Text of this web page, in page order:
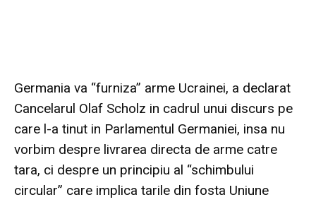
Germania va “furniza” arme Ucrainei, a declarat
Cancelarul Olaf Scholz in cadrul unui discurs pe
care l-a tinut in Parlamentul Germaniei, insa nu
vorbim despre livrarea directa de arme catre
tara, ci despre un principiu al “schimbului
circular” care implica tarile din fosta Uniune